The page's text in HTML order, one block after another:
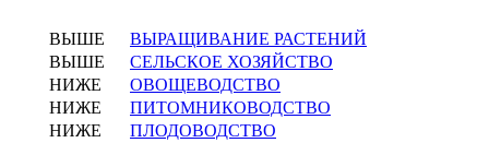
ВЫШЕ
ВЫРАЩИВАНИЕ РАСТЕНИЙ
ВЫШЕ
СЕЛЬСКОЕ ХОЗЯЙСТВО
НИЖЕ
ОВОЩЕВОДСТВО
НИЖЕ
ПИТОМНИКОВОДСТВО
НИЖЕ
ПЛОДОВОДСТВО